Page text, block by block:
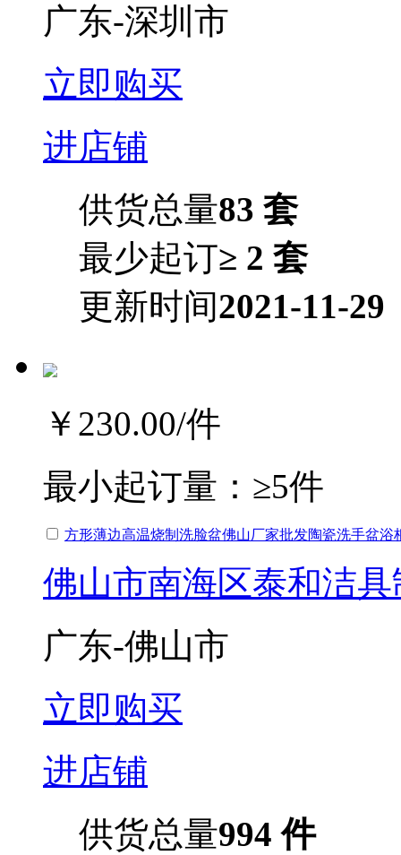
广东-深圳市
立即购买
进店铺
供货总量83 套
最少起订≥ 2 套
更新时间2021-11-29
￥230.00/件
最小起订量： ≥5件
方形薄边高温烧制洗脸盆佛山厂家批发陶瓷洗手盆浴
佛山市南海区泰和洁
广东-佛山市
立即购买
进店铺
供货总量994 件